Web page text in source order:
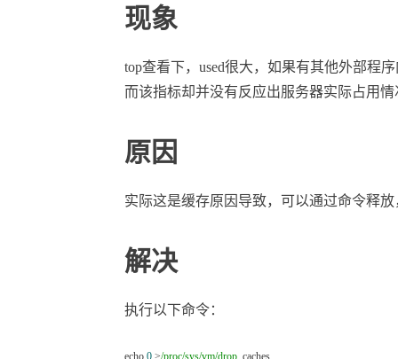
现象
top查看下，used很大，如果有其他外部程
而该指标却并没有反应出服务器实际占用
原因
实际这是缓存原因导致，可以通过命令释
解决
执行以下命令：
echo 0 >/proc/sys/vm/drop _caches